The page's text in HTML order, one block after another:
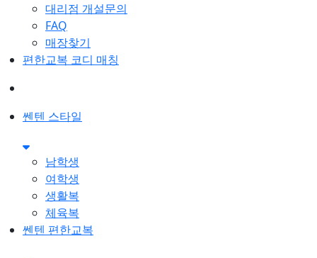
대리점 개설문의
FAQ
매장찾기
편한교복 코디 매칭
쎈텐 스타일
남학생
여학생
생활복
체육복
쎈텐 편한교복